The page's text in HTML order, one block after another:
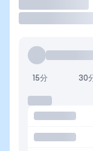
15分 30